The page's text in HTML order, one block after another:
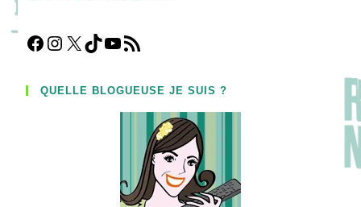
Facebook
Instagram
X TikTokYouTube
Flux RSS
QUELLE BLOGUEUSE JE SUIS ?